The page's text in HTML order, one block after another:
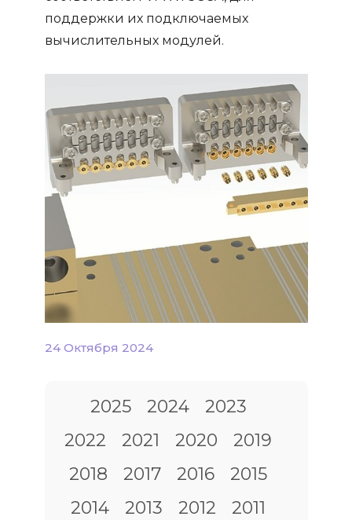
поддержки их подключаемых
вычислительных модулей.
24 Октября 2024
2025 2024
2023
2022
2021 2020
2019
2018
2017 2016
2015
2014
2013 2012
2011